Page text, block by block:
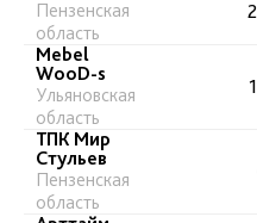
Пензенская
область
Mebel
WooD-s
Ульяновская
область
ТПК Мир
Стульев
Пензенская
область